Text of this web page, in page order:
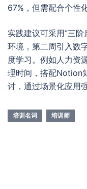
67%，但需配合个性
实践建议可采用”三
环境，第二周引入数
度学习。例如人力资
理时间，搭配Notion
讨，通过场景化应用
培训名词 培训师